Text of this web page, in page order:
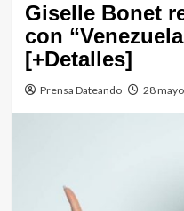
Giselle Bonet
con
[+Detalles]
Prensa Dateando 28